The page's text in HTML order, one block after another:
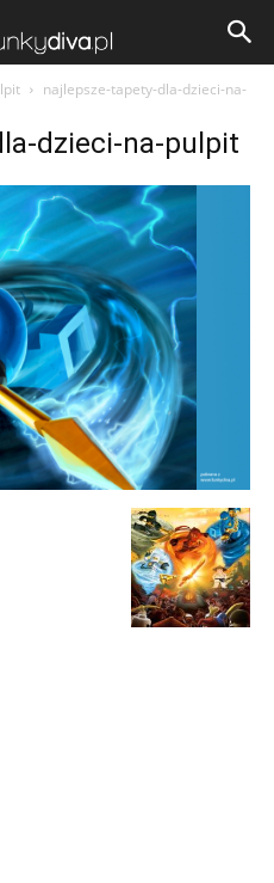
najlepsze-tapety-dla-dzieci-na-
dzieci-na-pulpit